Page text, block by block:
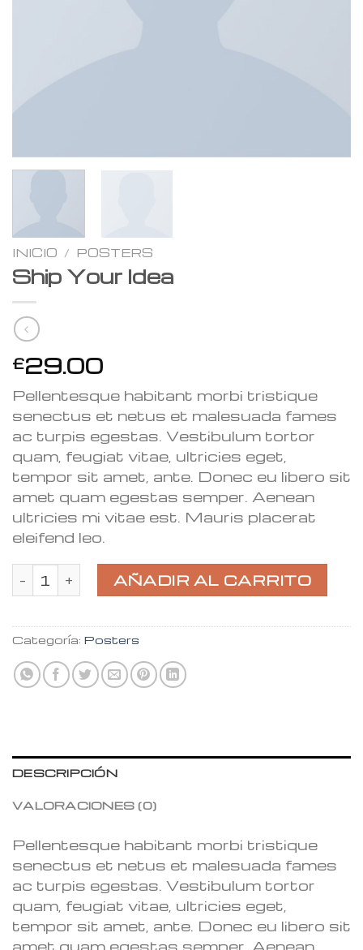
INICIO / POSTERS
Ship Your Idea
£29.00
Pellentesque habitant morbi tristique
senectus et netus et malesuada fames
ac turpis egestas. Vestibulum tortor
quam, feugiat vitae, ultricies eget,
tempor sit amet, ante. Donec eu libero sit
amet quam egestas semper. Aenean
ultricies mi vitae est. Mauris placerat
eleifend leo.
Ship Your Idea cantidadAÑADIR AL CARRITO
Categoría: Posters
DESCRIPCIÓN
VALORACIONES (0)
Pellentesque habitant morbi tristique
senectus et netus et malesuada fames
ac turpis egestas. Vestibulum tortor
quam, feugiat vitae, ultricies eget,
tempor sit amet, ante. Donec eu libero sit
amet quam egestas semper. Aenean